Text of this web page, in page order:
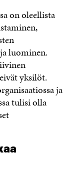
on oleellista
luominen.
ät yksilöt.
ja
tulisi olla